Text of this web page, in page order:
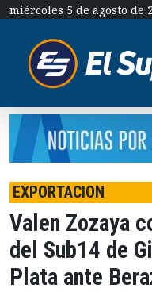
miércoles 5 de agosto de
EXPORTACION
Valen Zozaya
del Sub14 de
Plata ante